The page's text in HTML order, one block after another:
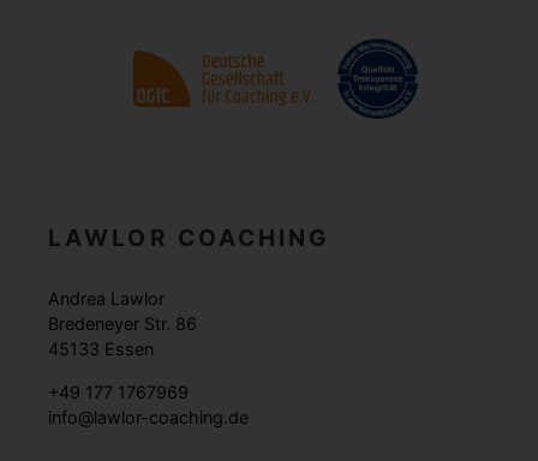
LAWLOR COACHING
Andrea Lawlor
Bredeneyer Str. 86
45133 Essen
+49 177 1767969
info@lawlor-coaching.de